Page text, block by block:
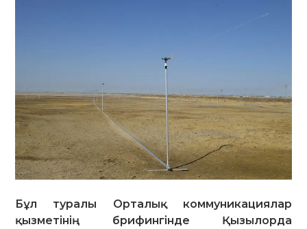
Бұл туралы Орталық коммуникациялар
қызметінің брифингінде Қызылорда